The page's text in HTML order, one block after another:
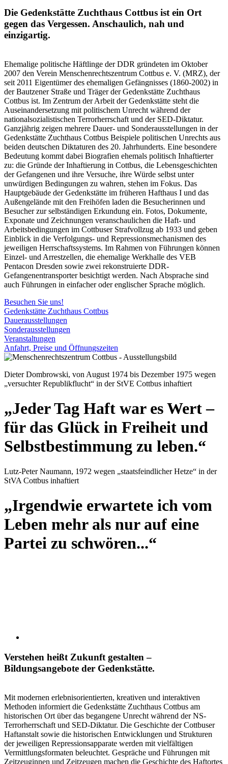
Die Gedenkstätte Zuchthaus Cottbus ist ein Ort
gegen das Vergessen. Anschaulich, nah und
einzigartig.
Ehemalige politische Häftlinge der DDR gründeten im Oktober
2007 den Verein Menschenrechtszentrum Cottbus e. V. (MRZ), der
seit 2011 Eigentümer des ehemaligen Gefängnisses (1860-2002) in
der Bautzener Straße und Träger der Gedenkstätte Zuchthaus
Cottbus ist. Im Zentrum der Arbeit der Gedenkstätte steht die
Auseinandersetzung mit politischem Unrecht während der
nationalsozialistischen Terrorherrschaft und der SED-Diktatur.
Ganzjährig zeigen mehrere Dauer- und Sonderausstellungen in der
Gedenkstätte Zuchthaus Cottbus Beispiele politischen Unrechts aus
beiden deutschen Diktaturen des 20. Jahrhunderts. Eine besondere
Bedeutung kommt dabei Biografien ehemals politisch Inhaftierter
zu: die Gründe der Inhaftierung in Cottbus, die Lebensgeschichten
der Gefangenen und ihre Versuche, ihre Würde selbst unter
unwürdigen Bedingungen zu wahren, stehen im Fokus. Das
Hauptgebäude der Gedenkstätte im früheren Hafthaus I und das
Außengelände mit den Freihöfen laden die Besucherinnen und
Besucher zur selbständigen Erkundung ein. Fotos, Dokumente,
Exponate und Zeichnungen veranschaulichen die Haft- und
Arbeitsbedingungen im Cottbuser Strafvollzug ab 1933 und geben
Einblick in die Verfolgungs- und Repressionsmechanismen des
jeweiligen Herrschaftssystems. Im Rahmen von Führungen können
Einzel- und Arrestzellen, die ehemalige Werkhalle des VEB
Pentacon Dresden sowie zwei rekonstruierte DDR-
Gefangenentransporter besichtigt werden. Nach Absprache sind
auch Führungen in einfacher oder englischer Sprache möglich.
Besuchen Sie uns!
Gedenkstätte Zuchthaus Cottbus
Dauerausstellungen
Sonderausstellungen
Veranstaltungen
Anfahrt, Preise und Öffnungszeiten
Dieter Dombrowski, von August 1974 bis Dezember 1975 wegen
„versuchter Republikflucht“ in der StVE Cottbus inhaftiert
„Jeder Tag Haft war es Wert –
für das Glück in Freiheit und
Selbstbestimmung zu leben.“
Lutz-Peter Naumann, 1972 wegen „staatsfeindlicher Hetze“ in der
StVA Cottbus inhaftiert
„Irgendwie erwartete ich vom
Leben mehr als nur auf eine
Partei zu schwören...“
Verstehen heißt Zukunft gestalten –
Bildungsangebote der Gedenkstätte.
Mit modernen erlebnisorientierten, kreativen und interaktiven
Methoden informiert die Gedenkstätte Zuchthaus Cottbus am
historischen Ort über das begangene Unrecht während der NS-
Terrorherrschaft und SED-Diktatur. Die Geschichte der Cottbuser
Haftanstalt sowie die historischen Entwicklungen und Strukturen
der jeweiligen Repressionsapparate werden mit vielfältigen
Vermittlungsformaten beleuchtet. Gespräche und Führungen mit
Zeitzeuginnen und Zeitzeugen machen die Geschichte des Haftortes